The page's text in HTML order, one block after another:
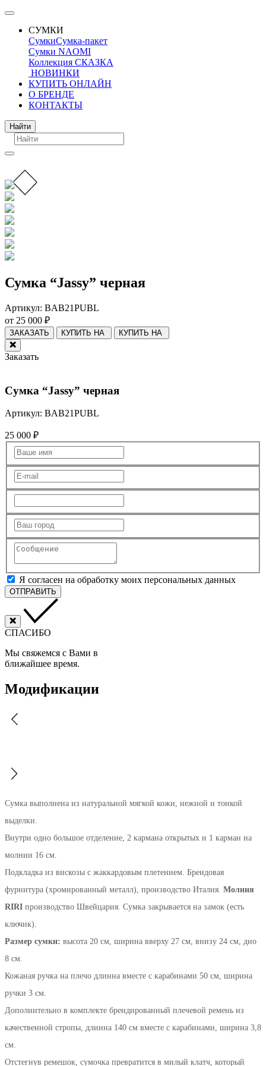
СУМКИ
СумкиСумка-пакет
Сумки NAOMI
Коллекция СКАЗКА
НОВИНКИ
КУПИТЬ ОНЛАЙН
О БРЕНДЕ
КОНТАКТЫ
Поиск
Найти
Сумка “Jassy” черная
Артикул: BAB21PUBL
от 25 000 ₽
ЗАКАЗАТЬ КУПИТЬ НА КУПИТЬ НА
Заказать
Сумка “Jassy” черная
Артикул: BAB21PUBL
25 000 ₽
Я согласен на обработку моих персональных данных
ОТПРАВИТЬ
СПАСИБО
Мы свяжемся с Вами в
ближайшее время.
Модификации
Сумка выполнена из натуральной мягкой кожи, нежной и тонкой
выделки.
Внутри одно большое отделение, 2 кармана открытых и 1 карман на
молнии 16 см.
Подкладка из вискозы с жаккардовым плетением. Брендовая
фурнитура (хромированный металл), производство Италия. Молния
RIRI производство Швейцария. Сумка закрывается на замок (есть
ключик).
Размер сумки: высота 20 см, ширина вверху 27 см, внизу 24 см, дно
8 см.
Кожаная ручка на плечо длинна вместе с карабинами 50 см, ширина
ручки 3 см.
Дополнительно в комплекте брендированный плечевой ремень из
качественной стропы, длинна 140 см вместе с карабинами, ширина 3,8
см.
Отстегнув ремешок, сумочка превратится в милый клатч, который